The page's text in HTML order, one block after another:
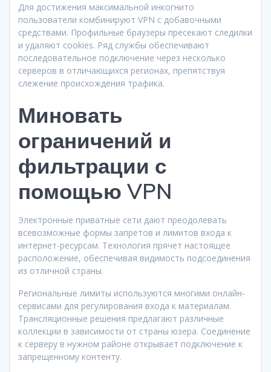
Для достижения максимальной инкогнито
пользователи комбинируют VPN с добавочными
средствами. Профильные браузеры пресекают следилки
и удаляют cookies. Ряд службы обеспечивают
последовательное подключение через несколько
серверов в отличающихся регионах, препятствуя
слежение происхождения трафика.
Миновать
ограничений и
фильтрации с
помощью VPN
Электронные приватные сети дают преодолевать
всевозможные формы запретов и лимитов входа к
интернет-ресурсам. Технология прячет настоящее
расположение, обеспечивая видимость подсоединения
из отличной страны.
Региональные лимиты используются многими онлайн-
сервисами для регулирования входа к материалам.
Трансляционные решения предлагают различные
коллекции в зависимости от страны юзера. Соединение
к серверу в нужном районе открывает подключение к
запрещенному контенту.